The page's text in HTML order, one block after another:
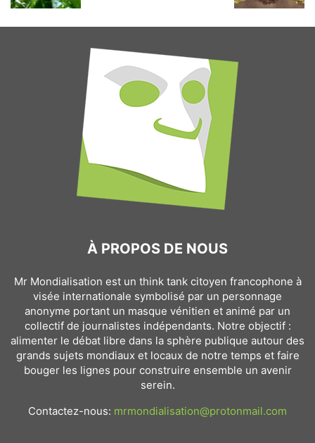
À PROPOS DE NOUS
Mr Mondialisation est un think tank citoyen francophone à
visée internationale symbolisé par un personnage
anonyme portant un masque vénitien et animé par un
collectif de journalistes indépendants. Notre objectif :
alimenter le débat libre dans la sphère publique autour des
grands sujets mondiaux et locaux de notre temps et faire
bouger les lignes pour construire ensemble un avenir
serein.
Contactez-nous: mrmondialisation@protonmail.com